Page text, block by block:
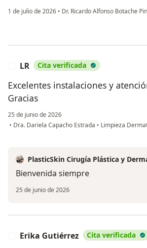
1 de julio de 2026 • Dr. Ricardo Alfonso Botache
LR Cita verificada
Excelentes instalaciones y
Gracias
25 de junio de 2026
• Dra. Dariela Capacho Estrada • Limpieza
PlasticSkin Cirugía Plástica y
Bienvenida siempre
25 de junio de 2026
Erika Gutiérrez Cita verificada